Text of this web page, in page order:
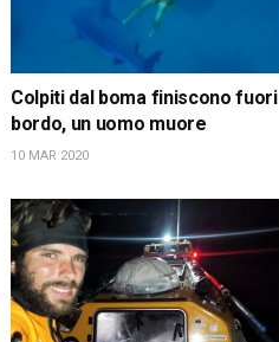
Colpiti dal boma finiscono fuori
bordo, un uomo muore
10 MAR 2020